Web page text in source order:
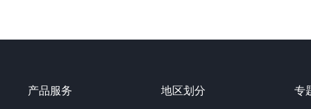
产品服务 地区划分 专